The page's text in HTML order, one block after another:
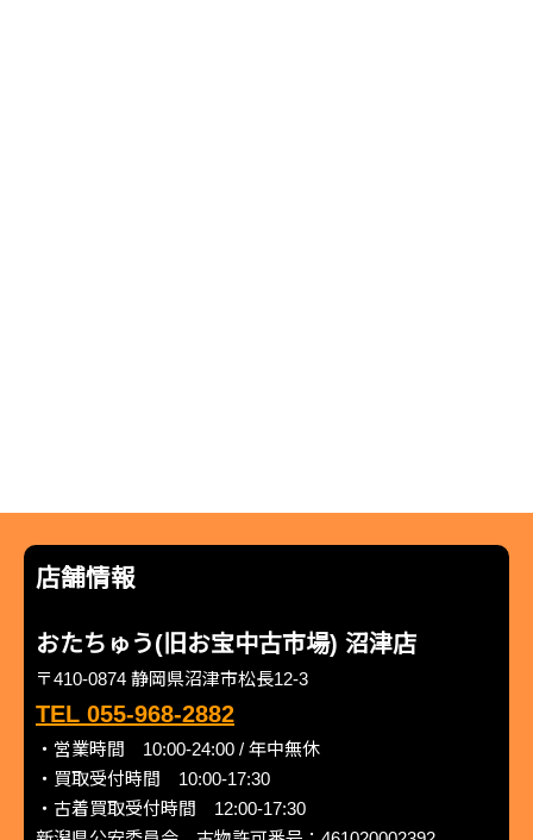
店舗情報
おたちゅう(旧お宝中古市場) 沼津店
〒410-0874 静岡県沼津市松長12-3
TEL 055-968-2882
・営業時間 10:00-24:00 / 年中無休
・買取受付時間 10:00-17:30
・古着買取受付時間 12:00-17:30